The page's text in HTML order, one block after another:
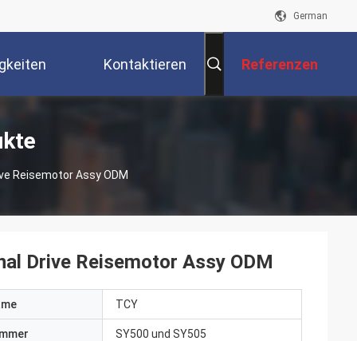
German
Kontaktieren Referenzen
Reisemotor Assy ODM
Drive Reisemotor Assy ODM
TCY
SY500 und SY505